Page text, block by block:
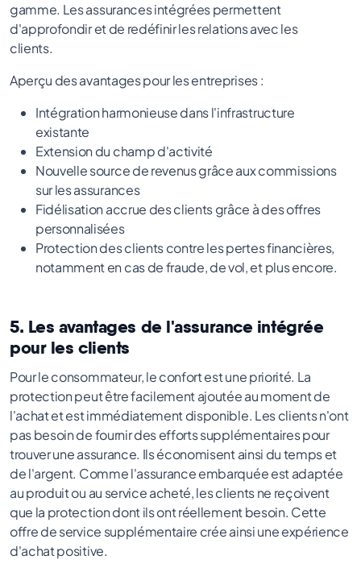
gamme. Les assurances intégrées permettent
d'approfondir et de redéfinir les relations avec les
clients.
Aperçu des avantages pour les entreprises :
Intégration harmonieuse dans l'infrastructure
existante
Extension du champ d'activité
Nouvelle source de revenus grâce aux commissions
sur les assurances
Fidélisation accrue des clients grâce à des offres
personnalisées
Protection des clients contre les pertes financières,
notamment en cas de fraude, de vol, et plus encore.
5. Les avantages de l'assurance intégrée
pour les clients
Pour le consommateur, le confort est une priorité. La
protection peut être facilement ajoutée au moment de
l'achat et est immédiatement disponible. Les clients n'ont
pas besoin de fournir des efforts supplémentaires pour
trouver une assurance. Ils économisent ainsi du temps et
de l'argent. Comme l'assurance embarquée est adaptée
au produit ou au service acheté, les clients ne reçoivent
que la protection dont ils ont réellement besoin. Cette
offre de service supplémentaire crée ainsi une expérience
d'achat positive.